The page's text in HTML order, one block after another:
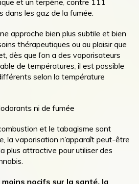
les gaz de la fumée.
approche bien plus subtile et bien
thérapeutiques ou au plaisir que
dès que l’on a des vaporisateurs
de températures, il est possible
selon la température
ni de fumée
et le tabagisme sont
la vaporisation n’apparaît peut-être
plus attractive pour utiliser des
nocifs sur la santé, la